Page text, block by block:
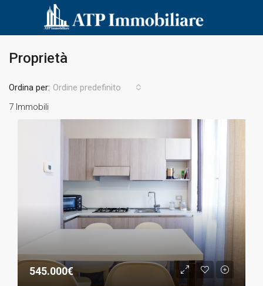
Proprietà
7 Immobili
Ordina per: Ordine predefinito
545.000€